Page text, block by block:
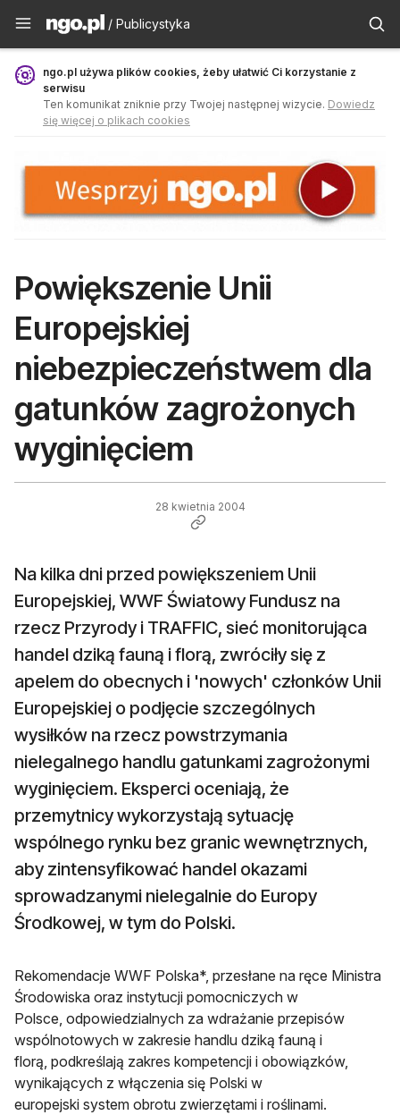
Publicystyka - ngo.pl
/ Publicystyka
ngo.pl używa plików cookies, żeby ułatwić Ci korzystanie z
serwisu
Ten komunikat zniknie przy Twojej następnej wizycie. Dowiedz
się więcej o plikach cookies
Powiększenie Unii
Europejskiej
niebezpieczeństwem dla
gatunków zagrożonych
wyginięciem
28 kwietnia 2004
Na kilka dni przed powiększeniem Unii
Europejskiej, WWF Światowy Fundusz na
rzecz Przyrody i TRAFFIC, sieć monitorująca
handel dziką fauną i florą, zwróciły się z
apelem do obecnych i 'nowych' członków Unii
Europejskiej o podjęcie szczególnych
wysiłków na rzecz powstrzymania
nielegalnego handlu gatunkami zagrożonymi
wyginięciem. Eksperci oceniają, że
przemytnicy wykorzystają sytuację
wspólnego rynku bez granic wewnętrznych,
aby zintensyfikować handel okazami
sprowadzanymi nielegalnie do Europy
Środkowej, w tym do Polski.
Rekomendacje WWF Polska*, przesłane na ręce Ministra
Środowiska oraz instytucji pomocniczych w
Polsce, odpowiedzialnych za wdrażanie przepisów
wspólnotowych w zakresie handlu dziką fauną i
florą, podkreślają zakres kompetencji i obowiązków,
wynikających z włączenia się Polski w
europejski system obrotu zwierzętami i roślinami.